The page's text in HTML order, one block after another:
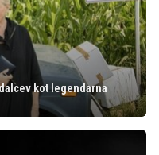
kot legendarna